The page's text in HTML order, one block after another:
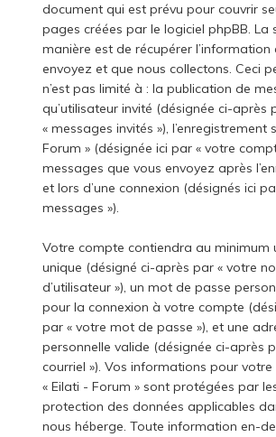
document qui est prévu pour couvrir
pages créées par le logiciel phpBB. La
manière est de récupérer l’information
envoyez et que nous collectons. Ceci
n’est pas limité à : la publication de
qu’utilisateur invité (désignée ci-après
« messages invités »), l’enregistrement
Forum » (désignée ici par « votre
messages que vous envoyez après
et lors d’une connexion (désignés ici
messages »).
Votre compte contiendra au minimum
unique (désigné ci-après par « votre
d’utilisateur »), un mot de passe
pour la connexion à votre compte
par « votre mot de passe »), et une
personnelle valide (désignée ci-après
courriel »). Vos informations pour
« Eilati - Forum » sont protégées par
protection des données applicables
nous héberge. Toute information en-